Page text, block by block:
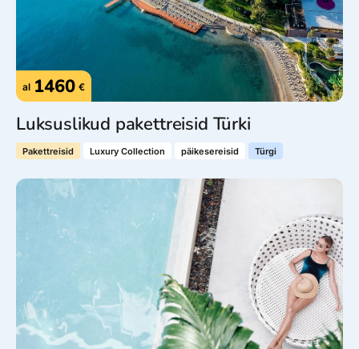
al 1460 €
Luksuslikud pakettreisid Türki
Pakettreisid Luxury Collection päikesereisid Türgi